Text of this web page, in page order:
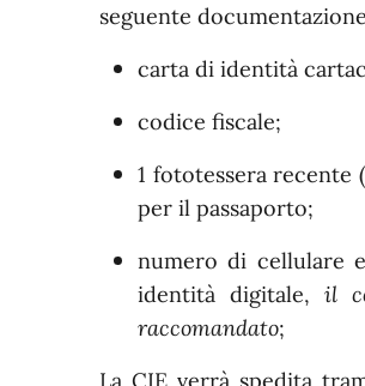
seguente
carta di identità
codice fiscale;
1 fototessera recente
per il passaporto;
numero di cellulare
identità digitale, il
raccomandato;